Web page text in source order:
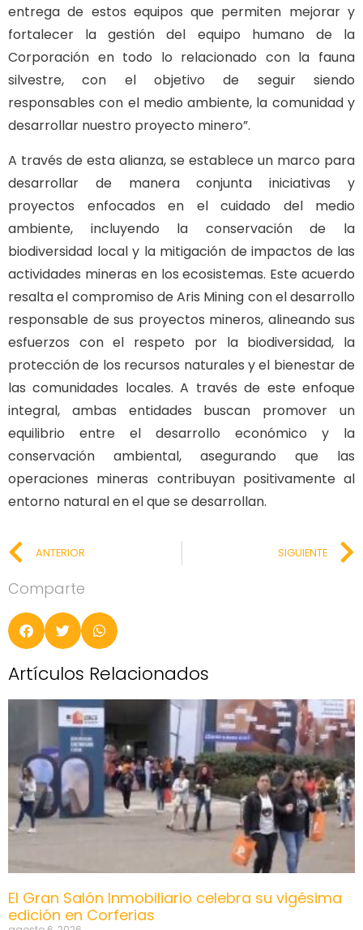
entrega de estos equipos que permiten mejorar y
fortalecer la gestión del equipo humano de la
Corporación en todo lo relacionado con la fauna
silvestre, con el objetivo de seguir siendo
responsables con el medio ambiente, la comunidad y
desarrollar nuestro proyecto minero”.
A través de esta alianza, se establece un marco para
desarrollar de manera conjunta iniciativas y
proyectos enfocados en el cuidado del medio
ambiente, incluyendo la conservación de la
biodiversidad local y la mitigación de impactos de las
actividades mineras en los ecosistemas. Este acuerdo
resalta el compromiso de Aris Mining con el desarrollo
responsable de sus proyectos mineros, alineando sus
esfuerzos con el respeto por la biodiversidad, la
protección de los recursos naturales y el bienestar de
las comunidades locales. A través de este enfoque
integral, ambas entidades buscan promover un
equilibrio entre el desarrollo económico y la
conservación ambiental, asegurando que las
operaciones mineras contribuyan positivamente al
entorno natural en el que se desarrollan.
ANTERIOR SIGUIENTE
Comparte
Artículos Relacionados
El Gran Salón Inmobiliario celebra su vigésima
edición en Corferias